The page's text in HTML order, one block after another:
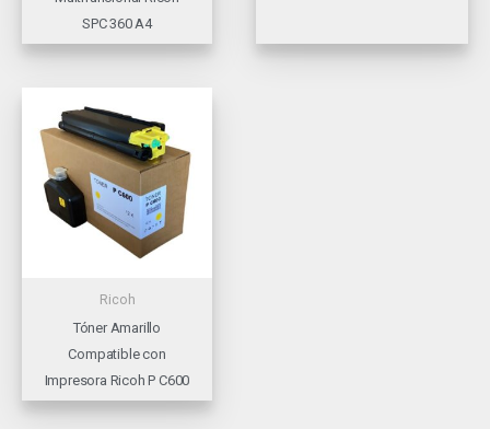
SPC 360 A4
Ricoh
Tóner Amarillo
Compatible con
Impresora Ricoh P C600